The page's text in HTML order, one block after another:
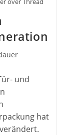
und
hat